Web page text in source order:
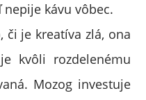
nepije kávu vôbec.
či je kreatíva zlá, ona
kvôli rozdelenému
Mozog investuje